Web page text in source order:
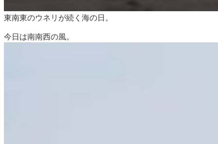
東南東のウネリが続く海の日。
今日は南南西の風。